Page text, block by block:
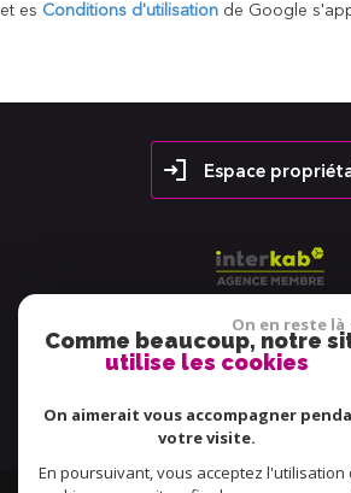
et es Conditions d'utilisation de Google
Espace
38 avis
On en reste là
Comme beaucoup, notre
utilise les cookies
On aimerait vous accompagner
votre visite.
En poursuivant, vous acceptez l'utilisation